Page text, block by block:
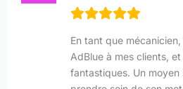
En tant que
AdBlue à mes clients,
fantastiques. Un